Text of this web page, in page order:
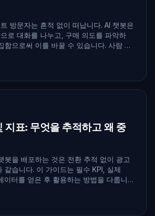
방문자는 흔적 없이 떠납니다. AI 챗봇은
로 대화를 나누고, 구매 의도를 파악하
함으로써 이를 바꿀 수 있습니다. 사람 상
지표: 무엇을 추적하고 왜 중
봇을 배포하는 것은 전환 추적 없이 광고
같습니다. 이 가이드는 필수 KPI, 실제
이터를 얻은 후 활용하는 방법을 다룹니